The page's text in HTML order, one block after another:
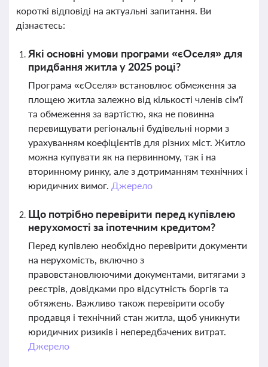
короткі відповіді на актуальні запитання. Ви
дізнаєтесь:
Які основні умови програми «єОселя» для
придбання житла у 2025 році?
Програма «єОселя» встановлює обмеження за
площею житла залежно від кількості членів сім'ї
та обмеження за вартістю, яка не повинна
перевищувати регіональні будівельні норми з
урахуванням коефіцієнтів для різних міст. Житло
можна купувати як на первинному, так і на
вторинному ринку, але з дотриманням технічних і
юридичних вимог. Джерело
Що потрібно перевірити перед купівлею
нерухомості за іпотечним кредитом?
Перед купівлею необхідно перевірити документи
на нерухомість, включно з
правовстановлюючими документами, витягами з
реєстрів, довідками про відсутність боргів та
обтяжень. Важливо також перевірити особу
продавця і технічний стан житла, щоб уникнути
юридичних ризиків і непередбачених витрат.
Джерело